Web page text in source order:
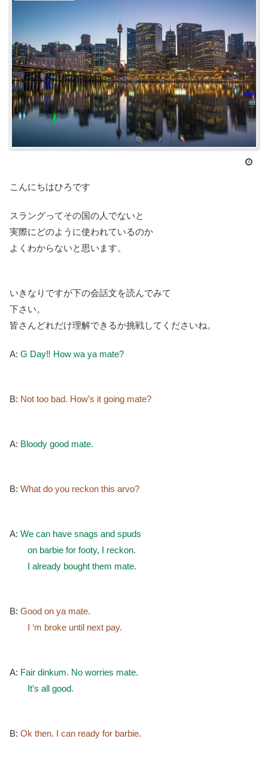
こんにちはひろです
スラングってその国の人でないと
実際にどのように使われているのか
よくわからないと思います。
いきなりですが下の会話文を読んでみて
下さい。
皆さんどれだけ理解できるか挑戦してくださいね。
A: G Day‼︎ How wa ya mate?
B: Not too bad. How’s it going mate?
A: Bloody good mate.
B: What do you reckon this arvo?
A: We can have snags and spuds
on barbie for footy, I reckon.
I already bought them mate.
B: Good on ya mate.
I ‘m broke until next pay.
A: Fair dinkum. No worries mate.
It’s all good.
B: Ok then. I can ready for barbie.